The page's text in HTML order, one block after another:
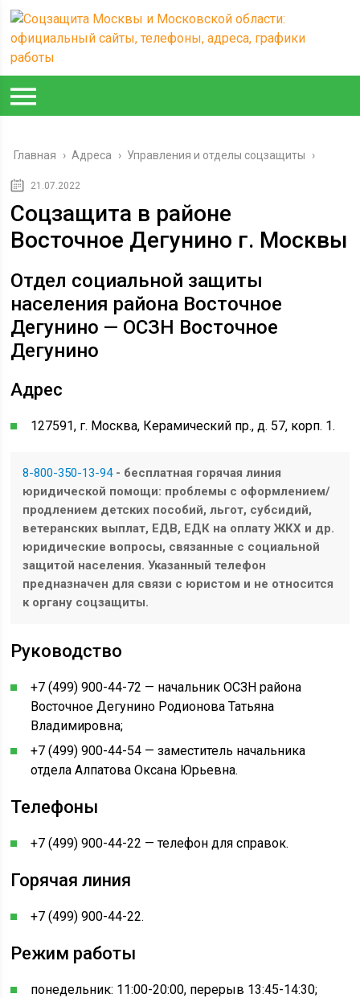
Главная › Адреса › Управления и отделы соцзащиты ›
21.07.2022
Соцзащита в районе
Восточное Дегунино г. Москвы
Отдел социальной защиты
населения района Восточное
Дегунино — ОСЗН Восточное
Дегунино
Адрес
127591, г. Москва, Керамический пр., д. 57, корп. 1.
8-800-350-13-94- бесплатная горячая линия
юридической помощи: проблемы с оформлением/
продлением детских пособий, льгот, субсидий,
ветеранских выплат, ЕДВ, ЕДК на оплату ЖКХ и др.
юридические вопросы, связанные с социальной
защитой населения. Указанный телефон
предназначен для связи с юристом и не относится
к органу соцзащиты.
Руководство
+7 (499) 900-44-72 — начальник ОСЗН района
Восточное Дегунино Родионова Татьяна
Владимировна;
+7 (499) 900-44-54 — заместитель начальника
отдела Алпатова Оксана Юрьевна.
Телефоны
+7 (499) 900-44-22 — телефон для справок.
Горячая линия
+7 (499) 900-44-22.
Режим работы
понедельник: 11:00-20:00, перерыв 13:45-14:30;